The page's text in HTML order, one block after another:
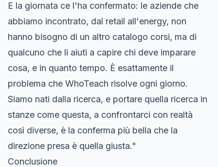
E la giornata ce l'ha confermato: le aziende che
abbiamo incontrato, dal retail all'energy, non
hanno bisogno di un altro catalogo corsi, ma di
qualcuno che li aiuti a capire chi deve imparare
cosa, e in quanto tempo. È esattamente il
problema che WhoTeach risolve ogni giorno.
Siamo nati dalla ricerca, e portare quella ricerca in
stanze come questa, a confrontarci con realtà
così diverse, è la conferma più bella che la
direzione presa è quella giusta."
Conclusione